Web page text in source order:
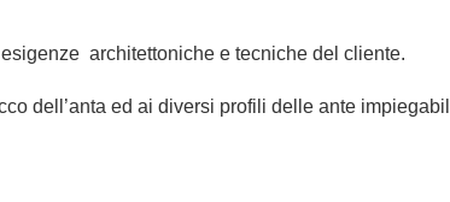
architettoniche e tecniche del cliente.
dell’anta ed ai diversi profili delle ante